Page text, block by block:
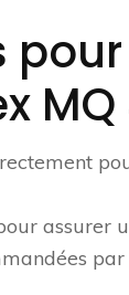
MQ
assurer